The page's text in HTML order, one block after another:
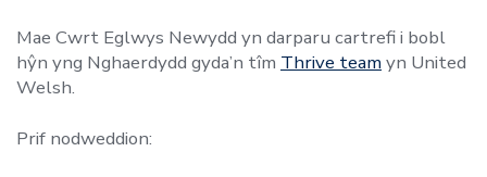
Mae Cwrt Eglwys Newydd yn darparu cartrefi i bobl
hŷn yng Nghaerdydd gyda’n tîm Thrive teamyn United
Welsh.
Prif nodweddion: